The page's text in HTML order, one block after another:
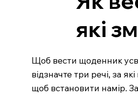
які
Щоб вести щоденник
відзначте три речі, за
щоб встановити намір.